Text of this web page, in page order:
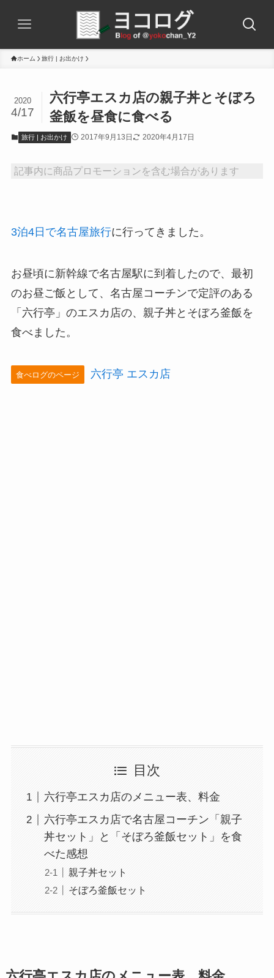
ホーム 旅行 | お出かけ
六行亭エスカ店の親子丼とそぼろ
釜飯を昼食に食べる
2020
4/17
旅行 | お出かけ 2017年9月13日 2020年4月17日
記事内に商品プロモーションを含む場合があります
3泊4日で名古屋旅行に行ってきました。
お昼頃に新幹線で名古屋駅に到着したので、最初
のお昼ご飯として、名古屋コーチンで定評のある
「六行亭」のエスカ店の、親子丼とそぼろ釜飯を
食べました。
食べログのページ 六行亭 エスカ店
目次
六行亭エスカ店のメニュー表、料金
六行亭エスカ店で名古屋コーチン「親子
丼セット」と「そぼろ釜飯セット」を食
べた感想
親子丼セット
そぼろ釜飯セット